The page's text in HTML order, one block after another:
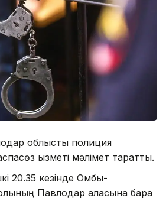
облыстық полиция
қызметі мәлімет таратты.
20.35 кезінде Омбы-
Павлодар қаласына бара